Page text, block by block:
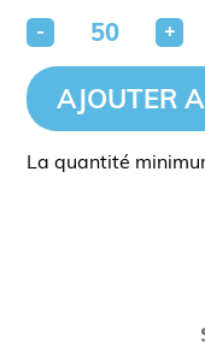
- +
AJOUTER
La quantité